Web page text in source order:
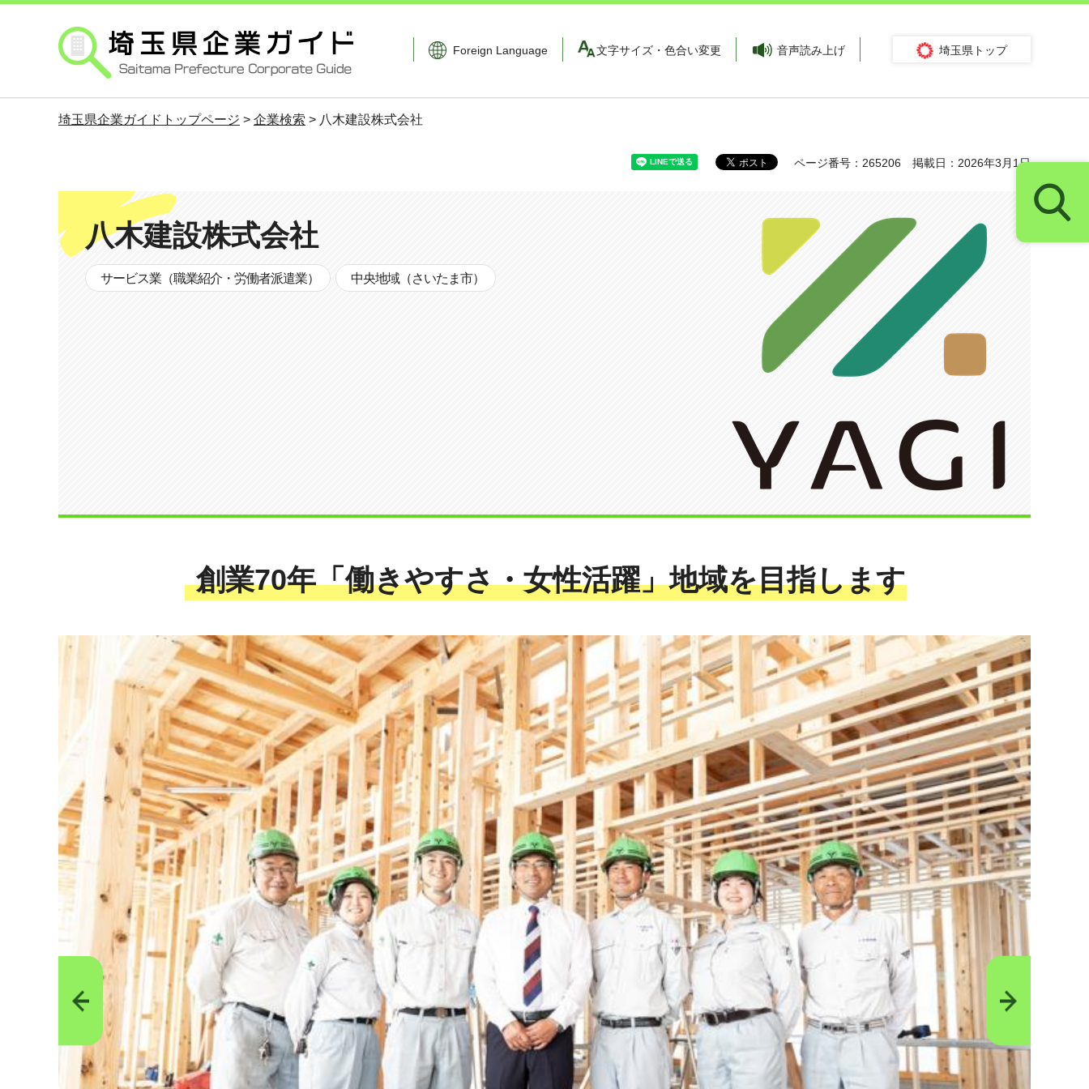
埼玉県企業ガイド
Foreign Language 文字サイズ・色合い変更 音声読み上げ 埼玉県トップ
埼玉県企業ガイドトップページ > 企業検索 > 八木建設株式会社
ページ番号：265206 掲載日：2026年3月1日
八木建設株式会社
サービス業（職業紹介・労働者派遣業） 中央地域（さいたま市）
創業70年「働きやすさ・女性活躍」地域を目指します